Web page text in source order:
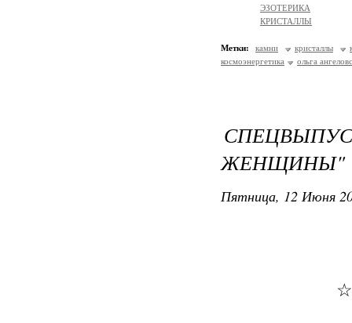
ЭЗОТЕРИКА
КРИСТАЛЛЫ
Метки: камни кристаллы
космоэнергетика
ольга
ЖЕНЩИНЫ"
Пятница, 12 Июня